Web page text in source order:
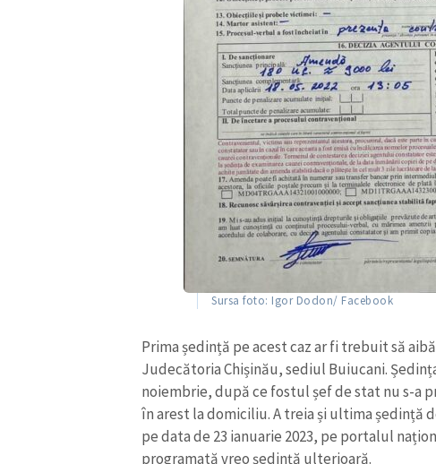
Sursa foto: Igor Dodon/ Facebook
Prima ședință pe acest caz ar fi trebuit să
Judecătoria Chișinău, sediul Buiucani.
noiembrie, după ce fostul șef de stat nu s-a
în arest la domiciliu. A treia și ultima ședință
pe data de 23 ianuarie 2023, pe portalul
programată vreo ședință ulterioară.